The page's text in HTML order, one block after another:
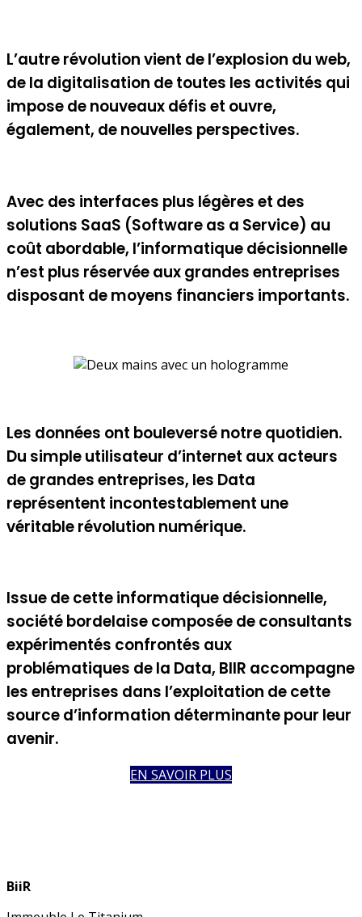
L’autre révolution vient de l’explosion du web,
de la digitalisation de toutes les activités qui
impose de nouveaux défis et ouvre,
également, de nouvelles perspectives.
Avec des interfaces plus légères et des
solutions SaaS (Software as a Service) au
coût abordable, l’informatique décisionnelle
n’est plus réservée aux grandes entreprises
disposant de moyens financiers importants.
Les données ont bouleversé notre quotidien.
Du simple utilisateur d’internet aux acteurs
de grandes entreprises, les Data
représentent incontestablement une
véritable révolution numérique.
Issue de cette informatique décisionnelle,
société bordelaise composée de consultants
expérimentés confrontés aux
problématiques de la Data, BIIR accompagne
les entreprises dans l’exploitation de cette
source d’information déterminante pour leur
avenir.
EN SAVOIR PLUS
BiiR